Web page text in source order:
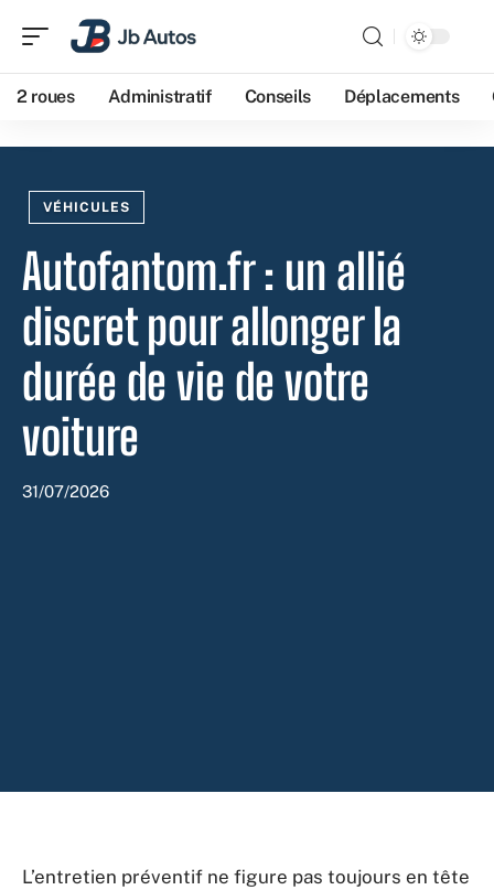
2 roues Administratif Conseils Déplacements
VÉHICULES
Autofantom.fr : un allié
discret pour allonger la
durée de vie de votre
voiture
31/07/2026
L’entretien préventif ne figure pas toujours en tête